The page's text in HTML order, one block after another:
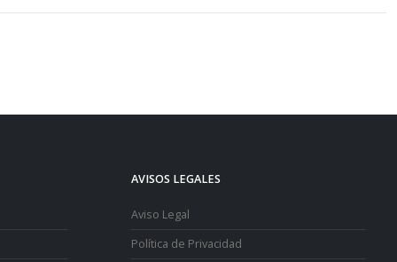
AVISOS LEGALES
Aviso Legal
Política de Privacidad